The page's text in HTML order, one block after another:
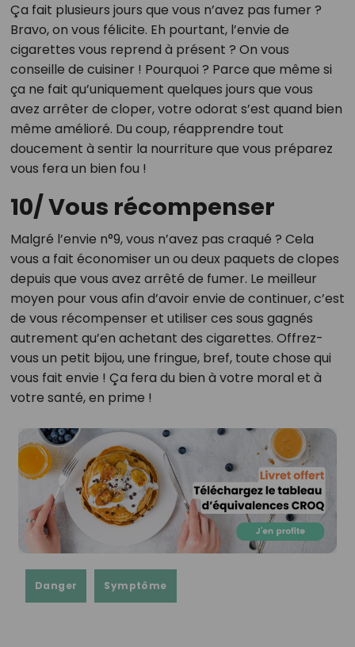
Ça fait plusieurs jours que vous n’avez pas fumer ?
Bravo, on vous félicite. Eh pourtant, l’envie de
cigarettes vous reprend à présent ? On vous
conseille de cuisiner ! Pourquoi ? Parce que même si
ça ne fait qu’uniquement quelques jours que vous
avez arrêter de cloper, votre odorat s’est quand bien
même amélioré. Du coup, réapprendre tout
doucement à sentir la nourriture que vous préparez
vous fera un bien fou !
10/ Vous récompenser
Malgré l’envie n°9, vous n’avez pas craqué ? Cela
vous a fait économiser un ou deux paquets de clopes
depuis que vous avez arrêté de fumer. Le meilleur
moyen pour vous afin d’avoir envie de continuer, c’est
de vous récompenser et utiliser ces sous gagnés
autrement qu’en achetant des cigarettes. Offrez-
vous un petit bijou, une fringue, bref, toute chose qui
vous fait envie ! Ça fera du bien à votre moral et à
votre santé, en prime !
Danger Symptôme